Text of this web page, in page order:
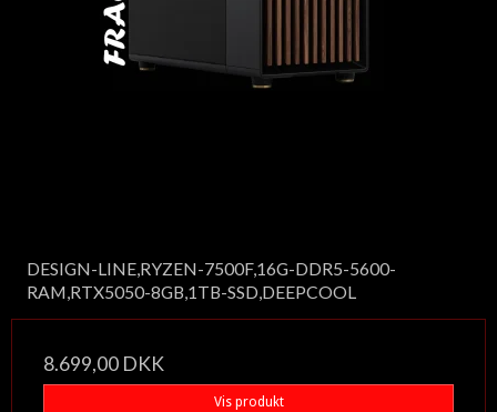
DESIGN-LINE,RYZEN-7500F,16G-DDR5-5600-
RAM,RTX5050-8GB,1TB-SSD,DEEPCOOL
8.699,00 DKK
Vis produkt